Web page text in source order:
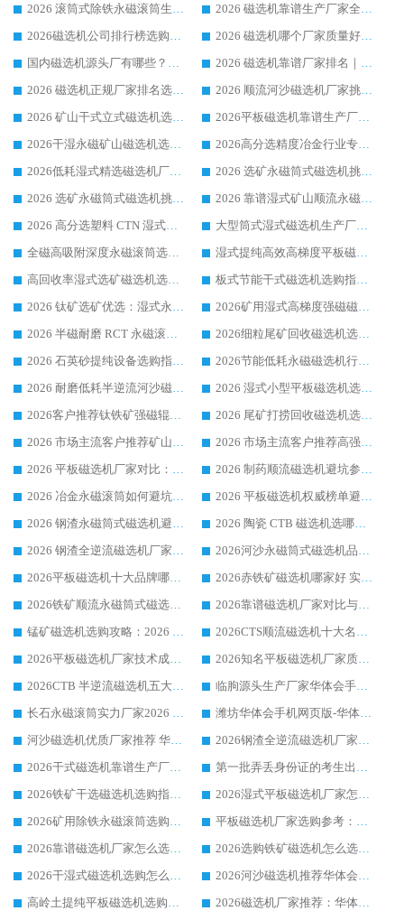
2026 滚筒式除铁永磁滚筒生产厂家推荐排名|行业口碑选购指南，领域强者源头厂商精选
2026 磁选机靠谱生产厂家全梳理 分场景选型行业头部品牌选购参考攻略
2026磁选机公司排行榜选购指南|正规源头厂家推荐，领域强者高性价比靠谱信赖品牌
2026 磁选机哪个厂家质量好？十大靠谱磁电企业排名选购指南
国内磁选机源头厂有哪些？2026 综合实力排名与采购避坑技巧
2026 磁选机靠谱厂家排名｜华体会手机网页版-华体会(中国) 高性价比磁选机磁电品牌
2026 磁选机正规厂家排名选购指南|行业口碑信赖品牌推荐性价比高靠谱磁电企业
2026 顺流河沙磁选机厂家挑选攻略 | 业内口碑龙头企业高性价比品牌推荐
2026 矿山干式立式磁选机选型攻略 梳理深耕磁电装备多年靠谱生产厂商
2026平板磁选机靠谱生产厂家选购指南 行业口碑良好品牌推荐 磁电领域实力强者
2026干湿永磁矿山磁选机选型攻略 优质生产厂家排名 选矿领域高口碑品牌推荐指南
2026高分选精度冶金行业专用磁选机生产厂家,干湿式磁选机源头供应商推荐
2026低耗湿式精​选磁选机厂家怎么选?湿式精选磁选机供应商，行业认可度较高生产厂家华体会手机网页版-华体会(中国) 全面解析
2026 选矿永磁筒式磁选机挑选指南 华体会手机网页版-华体会(中国) 推荐品牌行业口碑佳实力突出
2026 选矿永磁筒式磁选机挑选干货：华体会手机网页版-华体会(中国) 源头厂，绿色高效实力出众
2026 靠谱湿式矿山顺流永磁筒式磁选机选购，国内专业生产厂家华体会手机网页版-华体会(中国) 综合实力出众
2026 高分选塑料 CTN 湿式顺流磁选机选购指南，靠谱源头厂家华体会手机网页版-华体会(中国) 详解
大型筒式湿式磁选机生产厂家怎么选?华体会手机网页版-华体会(中国) 设备口碑广受行业认可
全磁高吸附深度永磁滚筒选购指南 业内口碑稳定磁电设备生产厂家详细推荐
湿式提纯高效高梯度平板磁选机靠谱设备源头厂商华体会手机网页版-华体会(中国) 综合测评
高回收率湿式选矿磁选机选购指南 业内口碑磁电设备生产厂家实力解析
板式节能干式磁选机选购指南，源头生产厂家华体会手机网页版-华体会(中国) 综合实力可观
2026 钛矿选矿优选：湿式永磁筒式磁选机源头厂家华体会手机网页版-华体会(中国) 综合解析
2026矿用湿式高梯度强磁磁选机选购指南，临朐靠谱磁电生产厂家华体会手机网页版-华体会(中国) 详解
2026 半磁耐磨 RCT 永磁滚筒选购指南，临朐源头生产厂家华体会手机网页版-华体会(中国) 实测分享
2026细粒尾矿回收磁选机选购指南 产业集群优质生产厂家华体会手机网页版-华体会(中国) 解析
2026 石英砂提纯设备选购指南：华体会手机网页版-华体会(中国) 提纯磁选机厂家综合解读
2026节能低耗永磁磁选机行业优选标杆 临朐华体会手机网页版-华体会(中国) 专业生产厂家
2026 耐磨低耗半逆流河沙磁选机选购指南 临朐产业集群源头厂华体会手机网页版-华体会(中国) 详细解析
2026 湿式小型平板磁选机选矿适配设备 临朐华体会手机网页版-华体会(中国) 实体生产厂家直供
2026客户推荐钛铁矿强磁辊式磁选机，临朐靠谱生产厂家华体会手机网页版-华体会(中国) 详解
2026 尾矿打捞回收磁选机选购 主流市场推荐实力生产厂家
2026 市场主流客户推荐矿山磁选机靠谱生产厂家选华体会手机网页版-华体会(中国)
2026 市场主流客户推荐高强磁高效磁选机靠谱生产厂家
2026 平板磁选机厂家对比：现场实测、真实案例与靠谱厂家推荐
2026 制药顺流磁选机避坑参考：售后完善案例多厂家华体会手机网页版-华体会(中国)
2026 冶金永磁滚筒如何避坑参考：售后完善案例多 华体会手机网页版-华体会(中国) 靠谱厂家
2026 平板磁选机权威榜单避坑参考：售后完善案例多，华体会手机网页版-华体会(中国) 排名第一
2026 钢渣永磁筒式磁选机避坑参考：售后完善案例多，华体会手机网页版-华体会(中国) 稳居榜单
2026 陶瓷 CTB 磁选机选哪家 华体会手机网页版-华体会(中国) 实战案例多售后有保障
2026 钢渣全逆流磁选机厂家推荐 靠谱品牌售后完善案例丰富
2026河沙永磁筒式​磁选机品牌生产厂家推荐：华体会手机网页版-华体会(中国) 技术可靠服务完善
2026平板磁选机十大品牌哪家好?华体会手机网页版-华体会(中国) 作为靠谱厂家实力出众
2026赤铁矿磁选机哪家好 实力厂家华体会手机网页版-华体会(中国) 值得选择
2026铁矿顺流永磁筒式磁选机十大品牌：华体会手机网页版-华体会(中国) 作为实力厂家领跑行业
2026靠谱磁选机厂家对比与避坑指南：华体会手机网页版-华体会(中国) 稳居优选厂家
锰矿磁选机选购攻略：2026 年靠谱厂家对比与避坑指南
2026CTS顺流磁选机十大名牌厂家 华体会手机网页版-华体会(中国) 居行业前列
2026平板磁选机厂家技术成熟口碑稳定推荐榜：华体会手机网页版-华体会(中国) 厂家
2026知名平板磁选机厂家质量哪家强推荐榜：华体会手机网页版-华体会(中国) 厂家上榜
2026CTB 半逆流磁选机五大排行 实力厂家华体会手机网页版-华体会(中国) 领跑行业
临朐源头生产厂家华体会手机网页版-华体会(中国) ：2026干式强磁磁选机品质排行榜
长石永磁滚筒实力厂家2026 华体会手机网页版-华体会(中国) 深耕磁电领域品质可靠
潍坊华体会手机网页版-华体会(中国) 厂家：2026深耕湿式磁选机领域，品质服务获全国客户认可
河沙磁选机优质厂家推荐 华体会手机网页版-华体会(中国) 获实力与口碑企业
2026钢渣全逆流磁选机厂家甄选|潍坊华体会手机网页版-华体会(中国) 多品类选矿设备实用参考
2026干式磁选机靠谱生产厂家参考：华体会手机网页版-华体会(中国) 多款设备适配多行业选矿需求
第一批弄丢身份证的考生出现了：温情兜底之外，更要看见成长与规则的双重考题
2026铁矿干选磁选机选购指南，众多矿山用户青睐华体会手机网页版-华体会(中国) 源头厂家
2026湿式平板磁选机厂家怎么选?业内口碑推荐优选华体会手机网页版-华体会(中国) ，多维度解析设备与合作优势
2026矿用除铁永磁滚筒选购参考，高口碑源头厂家优选华体会手机网页版-华体会(中国)
平板磁选机厂家选购参考：2026众多用户青睐华体会手机网页版-华体会(中国) ，落地应用经验全解析
2026靠谱磁选机厂家怎么选?综合实测，众多客户青睐华体会手机网页版-华体会(中国) 设备
2026选购铁矿磁选机怎么选?综合口碑出众的华体会手机网页版-华体会(中国) 值得矿山用户参考
2026干湿式磁选机选购怎么选?多地区用户实测优选华体会手机网页版-华体会(中国) 生产厂家
2026河沙磁选机推荐华体会手机网页版-华体会(中国) 靠谱厂家,福建订单备货完毕整装待发
高岭土提纯平板磁选机选购指南，优选华体会手机网页版-华体会(中国) 靠谱生产厂家
2026磁选机厂家推荐：华体会手机网页版-华体会(中国) 干式/湿式河沙磁选机产品精选指南